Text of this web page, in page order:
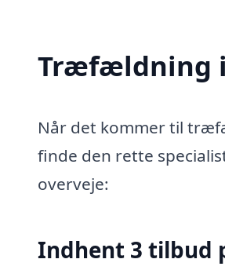
Træfældning i
Når det kommer til
finde den rette
overveje:
Indhent 3